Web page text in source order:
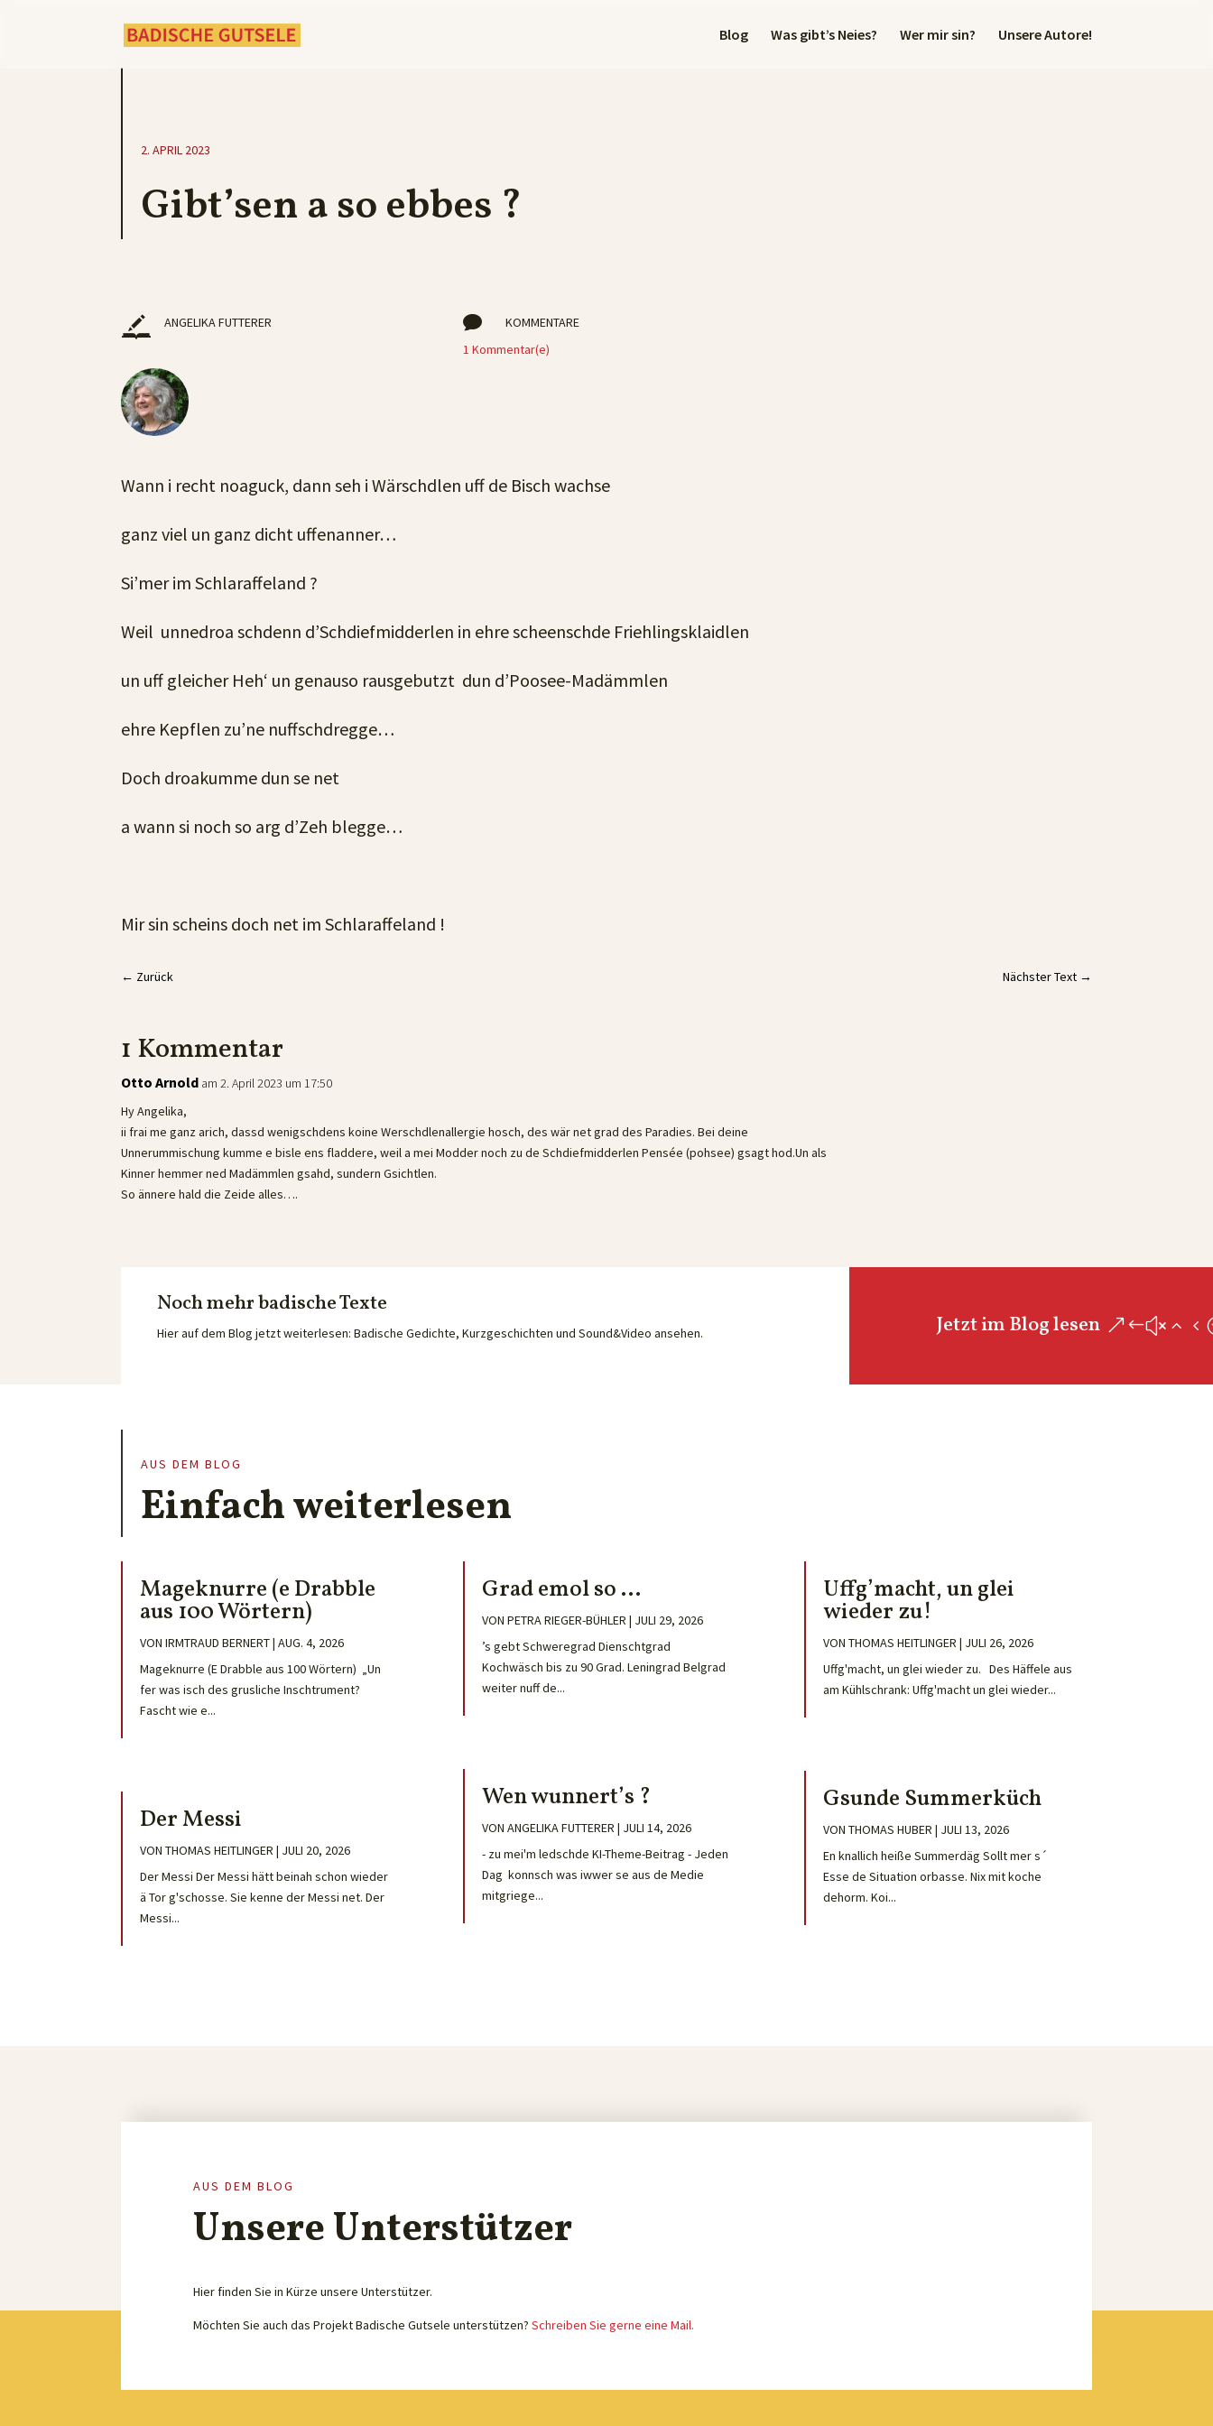
Blog Was gibt’s Neies? Wer mir sin? Unsere Autore!
2. APRIL 2023
Gibt’sen a so ebbes ?
ANGELIKA FUTTERER 
KOMMENTARE
1 Kommentar(e)
Wann i recht noaguck, dann seh i Wärschdlen uff de Bisch wachse
ganz viel un ganz dicht uffenanner…
Si’mer im Schlaraffeland ?
Weil unnedroa schdenn d’Schdiefmidderlen in ehre scheenschde Friehlingsklaidlen
un uff gleicher Heh‘ un genauso rausgebutzt dun d’Poosee-Madämmlen
ehre Kepflen zu’ne nuffschdregge…
Doch droakumme dun se net
a wann si noch so arg d’Zeh blegge…
Mir sin scheins doch net im Schlaraffeland !
← Zurück Nächster Text→
1 Kommentar
Otto Arnold am 2. April 2023 um 17:50
Hy Angelika,
ii frai me ganz arich, dassd wenigschdens koine Werschdlenallergie hosch, des wär net grad des Paradies. Bei deine
Unnerummischung kumme e bisle ens fladdere, weil a mei Modder noch zu de Schdiefmidderlen Pensée (pohsee) gsagt hod.Un als
Kinner hemmer ned Madämmlen gsahd, sundern Gsichtlen.
So ännere hald die Zeide alles….
Noch mehr badische Texte
Hier auf dem Blog jetzt weiterlesen: Badische Gedichte, Kurzgeschichten und Sound&Video ansehen. Jetzt im Blog lesen
AUS DEM BLOG
Einfach weiterlesen
Mageknurre (e Drabble
aus 100 Wörtern)
VONIRMTRAUD BERNERT|AUG. 4, 2026
Mageknurre (E Drabble aus 100 Wörtern) „Un
fer was isch des grusliche Inschtrument?
Fascht wie e...
Der Messi
VONTHOMAS HEITLINGER | JULI 20, 2026
Der Messi Der Messi hätt beinah schon wieder
ä Tor g'schosse. Sie kenne der Messi net. Der
Messi...
Grad emol so …
VON PETRA RIEGER-BÜHLER | JULI 29, 2026
’s gebt Schweregrad Dienschtgrad
Kochwäsch bis zu 90 Grad. Leningrad Belgrad
weiter nuff de...
Wen wunnert’s ?
VON ANGELIKA FUTTERER | JULI 14, 2026
- zu mei'm ledschde KI-Theme-Beitrag - Jeden
Dag konnsch was iwwer se aus de Medie
mitgriege...
Uffg’macht, un glei
wieder zu!
VON THOMAS HEITLINGER | JULI 26, 2026
Uffg'macht, un glei wieder zu. Des Häffele aus
am Kühlschrank: Uffg'macht un glei wieder...
Gsunde Summerküch
VON THOMAS HUBER | JULI 13, 2026
En knallich heiße Summerdäg Sollt mer s´
Esse de Situation orbasse. Nix mit koche
dehorm. Koi...
AUS DEM BLOG
Unsere Unterstützer
Hier finden Sie in Kürze unsere Unterstützer.
Möchten Sie auch das Projekt Badische Gutsele unterstützen?Schreiben Sie gerne eine Mail.